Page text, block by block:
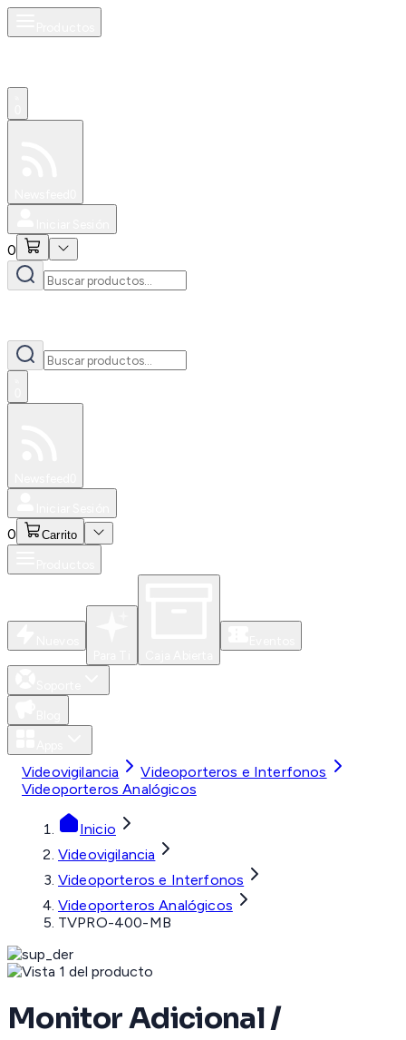
0
0 Carrito
Videovigilancia
Videoporteros e Interfonos
Videoporteros Analógicos
Inicio
Videovigilancia
Videoporteros e Interfonos
Videoporteros Analógicos
TVPRO-400-MB
Monitor Adicional /